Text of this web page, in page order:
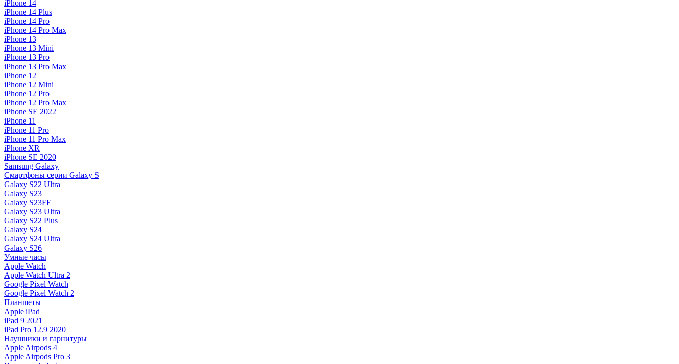
iPhone 14
iPhone 14 Plus
iPhone 14 Pro
iPhone 14 Pro Max
iPhone 13
iPhone 13 Mini
iPhone 13 Pro
iPhone 13 Pro Max
iPhone 12
iPhone 12 Mini
iPhone 12 Pro
iPhone 12 Pro Max
iPhone SE 2022
iPhone 11
iPhone 11 Pro
iPhone 11 Pro Max
iPhone XR
iPhone SE 2020
Samsung Galaxy
Смартфоны серии Galaxy S
Galaxy S22 Ultra
Galaxy S23
Galaxy S23FE
Galaxy S23 Ultra
Galaxy S22 Plus
Galaxy S24
Galaxy S24 Ultra
Galaxy S26
Умные часы
Apple Watch
Apple Watch Ultra 2
Google Pixel Watch
Google Pixel Watch 2
Планшеты
Apple iPad
iPad 9 2021
iPad Pro 12.9 2020
Наушники и гарнитуры
Apple Airpods 4
Apple Airpods Pro 3